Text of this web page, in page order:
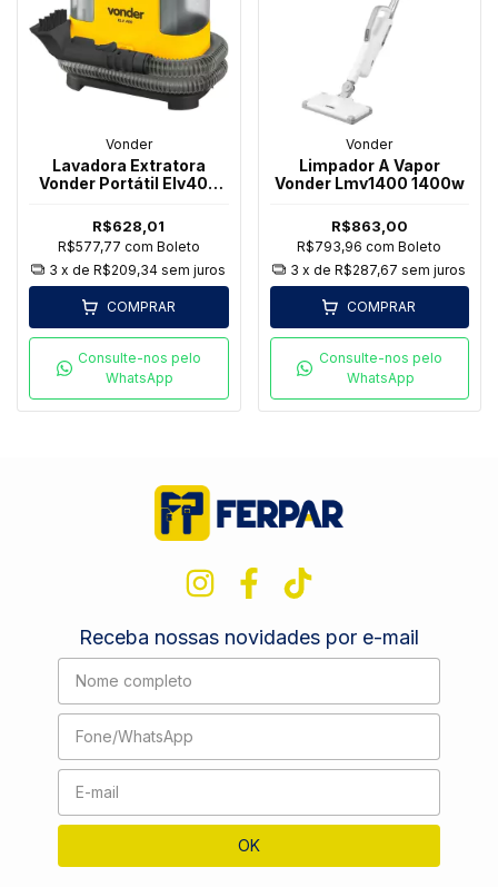
Vonder
Lavadora Extratora
Vonder Portátil Elv400
R$628,01
R$577,77 com Boleto
3 x deR$209,34 sem juros
COMPRAR
Consulte-nos pelo
WhatsApp
Vonder
Limpador A Vapor
Vonder Lmv1400 1400w
R$863,00
R$793,96com Boleto
3 x deR$287,67 sem juros
COMPRAR
Consulte-nos pelo
WhatsApp
Receba nossas novidades por e-mail